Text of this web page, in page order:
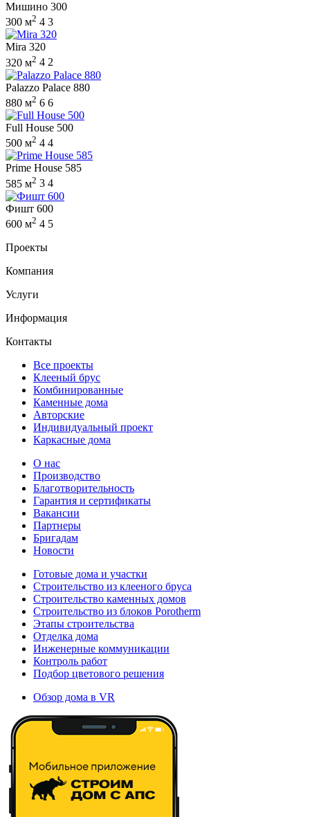
Мишино 300
300 м2 4 3
Mira 320
320 м2 4 2
Palazzo Palace 880
880 м2 6 6
Full House 500
500 м2 4 4
Prime House 585
585 м2 3 4
Фишт 600
600 м2 4 5
Проекты
Компания
Услуги
Информация
Контакты
Все проекты
Клееный брус
Комбинированные
Каменные дома
Авторские
Индивидуальный проект
Каркасные дома
О нас
Производство
Благотворительность
Гарантия и сертификаты
Вакансии
Партнеры
Бригадам
Новости
Готовые дома и участки
Строительство из клееного бруса
Строительство каменных домов
Строительство из блоков Porotherm
Этапы строительства
Отделка дома
Инженерные коммуникации
Контроль работ
Подбор цветового решения
Обзор дома в VR